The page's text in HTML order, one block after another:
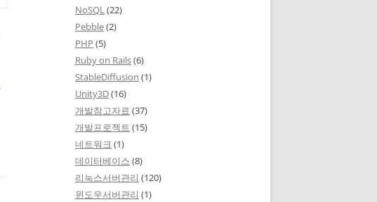
NoSQL(22)
Pebble(2)
PHP (5)
Ruby on Rails(6)
StableDiffusion (1)
Unity3D(16)
개발참고자료 (37)
개발프로젝트 (15)
네트워크 (1)
데이터베이스 (8)
리눅스서버관리 (120)
윈도우서버관리 (1)